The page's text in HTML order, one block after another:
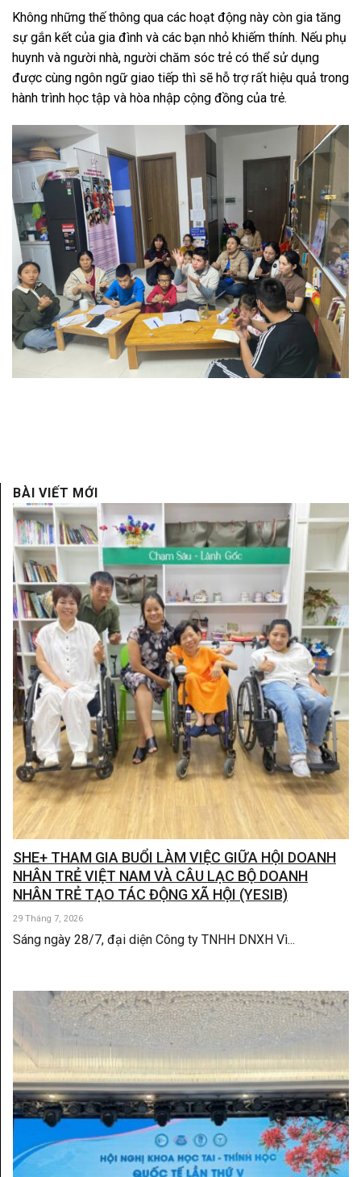
Không những thế thông qua các hoạt động này còn gia tăng
sự gắn kết của gia đình và các bạn nhỏ khiếm thính. Nếu phụ
huynh và người nhà, người chăm sóc trẻ có thể sử dụng
được cùng ngôn ngữ giao tiếp thì sẽ hỗ trợ rất hiệu quả trong
hành trình học tập và hòa nhập cộng đồng của trẻ.
BÀI VIẾT MỚI
SHE+ THAM GIA BUỔI LÀM VIỆC GIỮA HỘI DOANH
NHÂN TRẺ VIỆT NAM VÀ CÂU LẠC BỘ DOANH
NHÂN TRẺ TẠO TÁC ĐỘNG XÃ HỘI (YESIB)
29 Tháng 7, 2026
Sáng ngày 28/7, đại diện Công ty TNHH DNXH Vì...